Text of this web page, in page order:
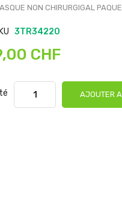
NON CHIRURGIGAL
3TR34220
CHF
AJOUTER